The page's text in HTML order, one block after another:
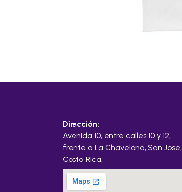
Dirección:
Avenida 10, entre calles 10 y 12,
frente a La Chavelona, San José,
Costa Rica.